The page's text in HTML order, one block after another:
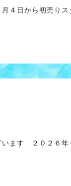
月４日から初売
ます ２０２６年